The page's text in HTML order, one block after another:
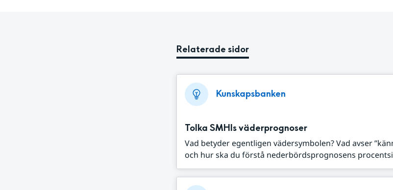
Relaterade sidor
Kunskapsbanken
Tolka SMHIs väderprognoser
Vad betyder egentligen vädersymbolen? Vad avser
och hur ska du förstå nederbördsprognosens